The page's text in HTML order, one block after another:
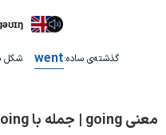
گذشته‌ی ساده:went شکل
معنی going | جمله با going